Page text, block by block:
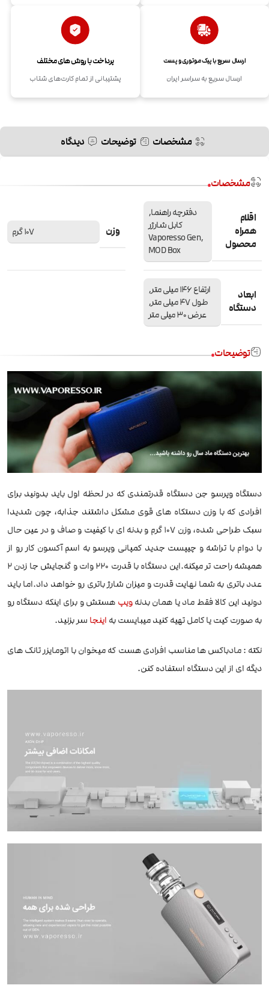
ارسال سریع با پیک موتوری و پست
ارسال سریع به سراسر ایران
پرداخت با روش های مختلف
پشتیبانی از تمام کارت‌های شتاب
مشخصات توضیحات دیدگاه
مشخصات
اقلام
همراه
محصول
دفترچه راهنما,
کابل شارژر
,Vaporesso Gen
MOD Box
وزن 107 گرم
ابعاد
دستگاه
ارتفاع 146 میلی متر,
طول 47 میلی متر,
عرض 30 میلی متر
توضیحات
دستگاه وپرسو جن دستگاه قدرتمندی که در لحظه اول باید بدونید برای
افرادی که با وزن دستکاه های قوی مشکل داشتند جذابه، چون شدیدا
سبک طراحی شده، وزن 107 گرم و بدنه ای با کیفیت و صاف و در عین حال
با دوام با تراشه و چیپست جدید کمپانی وپرسو به اسم آکسون کار رو از
همیشه راحت تر میکنه.این دستگاه با قدرت 220 وات و گنجایش جا زدن 2
عدد باتری به شما نهایت قدرت و میزان شارژ باتری رو خواهد داد.اما باید
دونید این کالا فقط ماد یا همان بدنهویپ هستش و برای اینکه دستگاه رو
به صورت کیت یا کامل تهیه کنید میبایست به اینجا سر بزنید.
نکته : مادباکس ها مناسب افرادی هست که میخوان با اتومایزر تانک های
دیگه ای از این دستگاه استفاده کنن.